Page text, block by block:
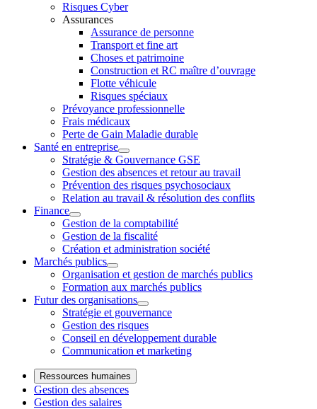
Risques Cyber
Assurances
Assurance de personne
Transport et fine art
Choses et patrimoine
Construction et RC maître d’ouvrage
Flotte véhicule
Risques spéciaux
Prévoyance professionnelle
Frais médicaux
Perte de Gain Maladie durable
Santé en entreprise
Stratégie & Gouvernance GSE
Gestion des absences et retour au travail
Prévention des risques psychosociaux
Relation au travail & résolution des conflits
Finance
Gestion de la comptabilité
Gestion de la fiscalité
Création et administration société
Marchés publics
Organisation et gestion de marchés publics
Formation aux marchés publics
Futur des organisations
Stratégie et gouvernance
Gestion des risques
Conseil en développement durable
Communication et marketing
Ressources humaines
Gestion des absences
Gestion des salaires